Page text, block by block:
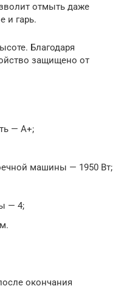
отмыть даже
и гарь.
Благодаря
защищено от
— А+;
машины — 1950 Вт;
— 4;
окончания